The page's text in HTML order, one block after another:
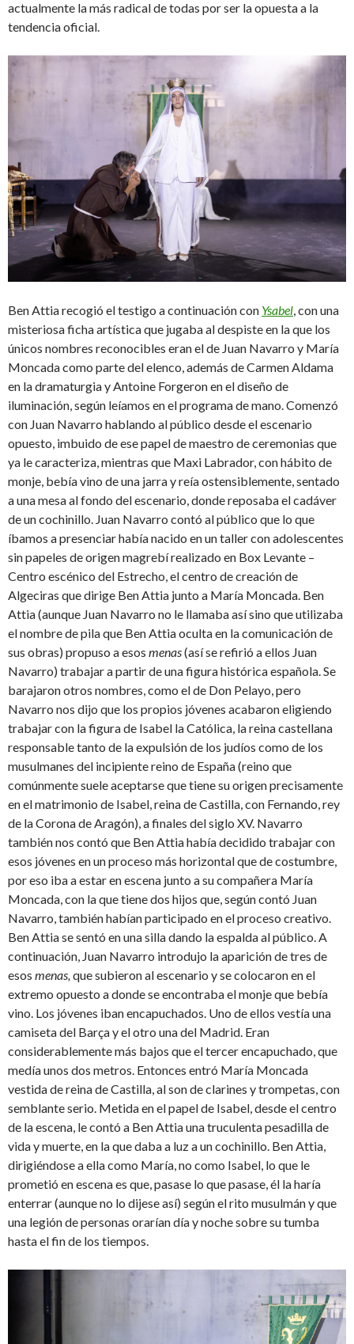
actualmente la más radical de todas por ser la opuesta a la
tendencia oficial.
Ben Attia recogió el testigo a continuación con Ysabel , con una
misteriosa ficha artística que jugaba al despiste en la que los
únicos nombres reconocibles eran el de Juan Navarro y María
Moncada como parte del elenco, además de Carmen Aldama
en la dramaturgia y Antoine Forgeron en el diseño de
iluminación, según leíamos en el programa de mano. Comenzó
con Juan Navarro hablando al público desde el escenario
opuesto, imbuido de ese papel de maestro de ceremonias que
ya le caracteriza, mientras que Maxi Labrador, con hábito de
monje, bebía vino de una jarra y reía ostensiblemente, sentado
a una mesa al fondo del escenario, donde reposaba el cadáver
de un cochinillo. Juan Navarro contó al público que lo que
íbamos a presenciar había nacido en un taller con adolescentes
sin papeles de origen magrebí realizado en Box Levante –
Centro escénico del Estrecho, el centro de creación de
Algeciras que dirige Ben Attia junto a María Moncada. Ben
Attia (aunque Juan Navarro no le llamaba así sino que utilizaba
el nombre de pila que Ben Attia oculta en la comunicación de
sus obras) propuso a esos menas(así se refirió a ellos Juan
Navarro) trabajar a partir de una figura histórica española. Se
barajaron otros nombres, como el de Don Pelayo, pero
Navarro nos dijo que los propios jóvenes acabaron eligiendo
trabajar con la figura de Isabel la Católica, la reina castellana
responsable tanto de la expulsión de los judíos como de los
musulmanes del incipiente reino de España (reino que
comúnmente suele aceptarse que tiene su origen precisamente
en el matrimonio de Isabel, reina de Castilla, con Fernando, rey
de la Corona de Aragón), a finales del siglo XV. Navarro
también nos contó que Ben Attia había decidido trabajar con
esos jóvenes en un proceso más horizontal que de costumbre,
por eso iba a estar en escena junto a su compañera María
Moncada, con la que tiene dos hijos que, según contó Juan
Navarro, también habían participado en el proceso creativo.
Ben Attia se sentó en una silla dando la espalda al público. A
continuación, Juan Navarro introdujo la aparición de tres de
esos menas, que subieron al escenario y se colocaron en el
extremo opuesto a donde se encontraba el monje que bebía
vino. Los jóvenes iban encapuchados. Uno de ellos vestía una
camiseta del Barça y el otro una del Madrid. Eran
considerablemente más bajos que el tercer encapuchado, que
medía unos dos metros. Entonces entró María Moncada
vestida de reina de Castilla, al son de clarines y trompetas, con
semblante serio. Metida en el papel de Isabel, desde el centro
de la escena, le contó a Ben Attia una truculenta pesadilla de
vida y muerte, en la que daba a luz a un cochinillo. Ben Attia,
dirigiéndose a ella como María, no como Isabel, lo que le
prometió en escena es que, pasase lo que pasase, él la haría
enterrar (aunque no lo dijese así) según el rito musulmán y que
una legión de personas orarían día y noche sobre su tumba
hasta el fin de los tiempos.